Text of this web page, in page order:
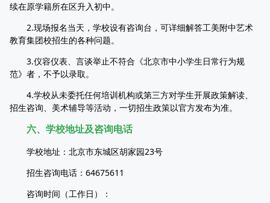
续在原学籍所在区升入初中。
2.现场报名当天，学校设有咨询台，可详细解答工美附中艺术
教育集团校招生的各种问题。
3.仪容仪表、言谈举止不符合《北京市中小学生日常行为规
范》者，不予以录取。
4.学校从未委托任何培训机构或第三方对学生开展政策解读、
招生咨询、美术辅导等活动，一切招生政策以官方发布为准。
六、学校地址及咨询电话
学校地址：北京市东城区胡家园23号
招生咨询电话：64675611
咨询时间（工作日）：